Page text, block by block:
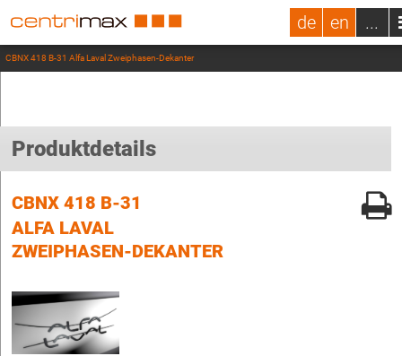
de en ...
CBNX 418 B-31 Alfa Laval Zweiphasen-Dekanter
Produktdetails
CBNX 418 B-31
ALFA LAVAL
ZWEIPHASEN-DEKANTER